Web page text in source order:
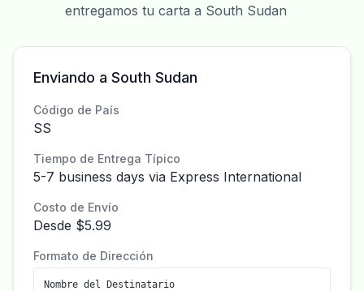
entregamos tu carta a South Sudan
Enviando a South Sudan
Código de País
SS
Tiempo de Entrega Típico
5-7 business days via Express International
Costo de Envío
Desde $5.99
Formato de Dirección
Nombre del Destinatario